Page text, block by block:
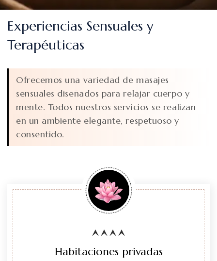
Experiencias Sensuales y
Terapéuticas
Ofrecemos una variedad de masajes
sensuales diseñados para relajar cuerpo y
mente. Todos nuestros servicios se realizan
en un ambiente elegante, respetuoso y
consentido.
Habitaciones privadas